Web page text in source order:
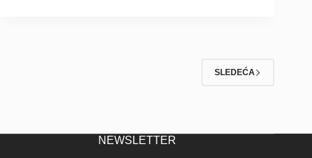
SLEDEĆA
NEWSLETTER